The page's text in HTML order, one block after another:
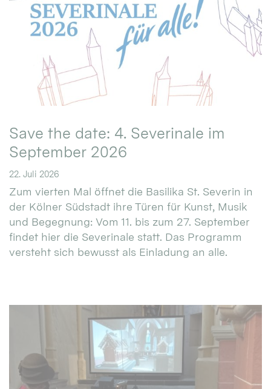
Save the date: 4. Severinale im
September 2026
22. Juli 2026
Zum vierten Mal öffnet die Basilika St. Severin in
der Kölner Südstadt ihre Türen für Kunst, Musik
und Begegnung: Vom 11. bis zum 27. September
findet hier die Severinale statt. Das Programm
versteht sich bewusst als Einladung an alle.